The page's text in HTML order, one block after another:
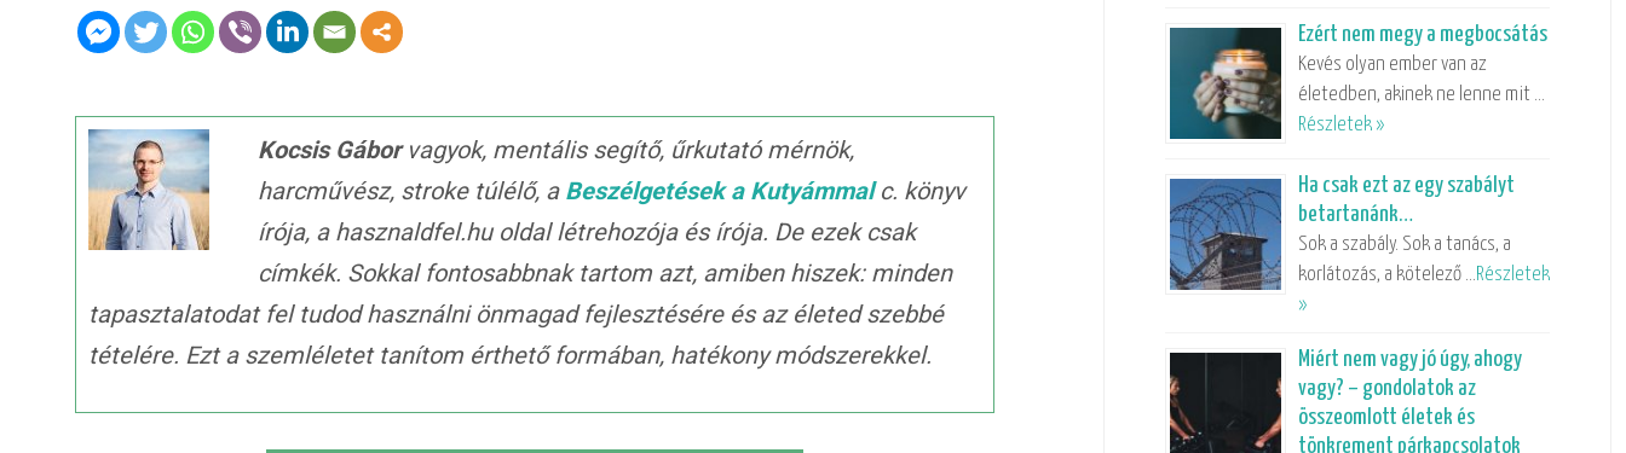
Kocsis Gáborvagyok, mentális segítő, űrkutató mérnök,
harcművész, stroke túlélő, a Beszélgetések a Kutyámmalc. könyv
írója, a hasznaldfel.hu oldal létrehozója és írója. De ezek csak
címkék. Sokkal fontosabbnak tartom azt, amiben hiszek: minden
tapasztalatodat fel tudod használni önmagad fejlesztésére és az életed szebbé
tételére. Ezt a szemléletet tanítom érthető formában, hatékony módszerekkel.
Ezért nem megy a megbocsátás
Kevés olyan ember van az
életedben, akinek ne lenne mit …
Részletek »
Ha csak ezt az egy szabályt
betartanánk…
Sok a szabály. Sok a tanács, a
korlátozás, a kötelező …Részletek
»
Miért nem vagy jó úgy, ahogy
vagy? – gondolatok az
összeomlott életek és
tönkrement párkapcsolatok